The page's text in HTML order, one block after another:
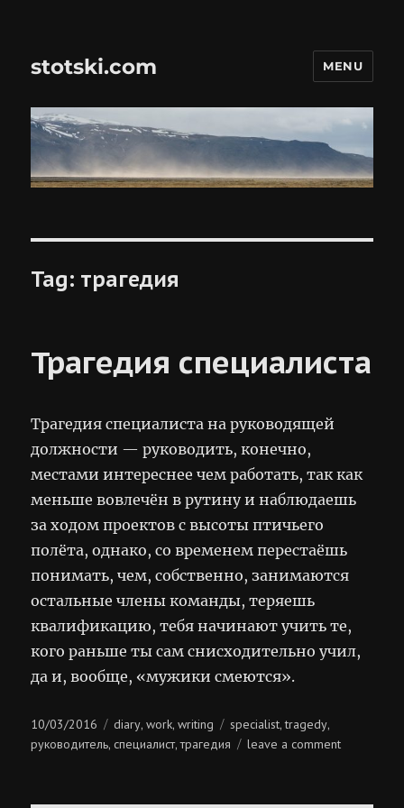
stotski.com MENU
Tag: трагедия
Трагедия специалиста
Трагедия специалиста на руководящей
должности — руководить, конечно,
местами интереснее чем работать, так как
меньше вовлечён в рутину и наблюдаешь
за ходом проектов с высоты птичьего
полёта, однако, со временем перестаёшь
понимать, чем, собственно, занимаются
остальные члены команды, теряешь
квалификацию, тебя начинают учить те,
кого раньше ты сам снисходительно учил,
да и, вообще, «мужики смеются».
Posted
on
10/03/2016 Categories
diary,work,writing Tags
specialist,tragedy,
руководитель,специалист,трагедия leave a commenton